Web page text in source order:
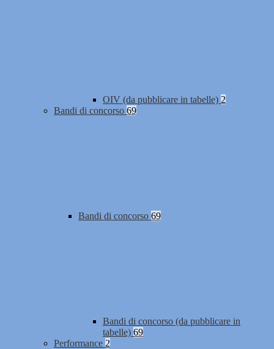
OIV (da pubblicare in tabelle) 2
Bandi di concorso 69
Bandi di concorso 69
Bandi di concorso (da pubblicare in
tabelle) 69
Performance 2